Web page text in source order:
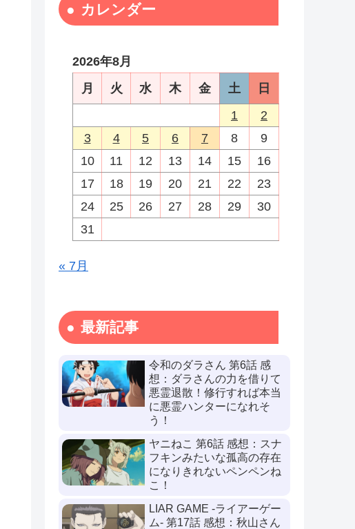
カレンダー
2026年8月
月
火 水 木 金 土
日
1
2
3
4 5 6 7 8
9
10
11 12 13 14 15
16
17
18 19 20 21 22
23
24
25 26 27 28 29
30
31
« 7月
最新記事
令和のダラさん 第6話 感
想：ダラさんの力を借りて
悪霊退散！修行すれば本当
に悪霊ハンターになれそ
う！
ヤニねこ 第6話 感想：スナ
フキンみたいな孤高の存在
になりきれないペンペンね
こ！
LIAR GAME -ライアーゲー
ム- 第17話 感想：秋山さん